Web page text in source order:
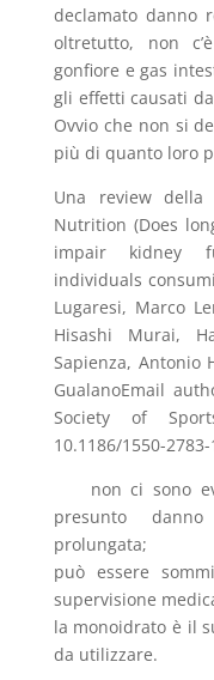
declamato danno
oltretutto, non
gonfiore e gas
gli effetti causati
Ovvio che non si
più di quanto loro
Una review della
Nutrition (Does
impair kidney
individuals
Lugaresi, Marco
Hisashi Murai,
Sapienza, Antonio
GualanoEmail
Society of
10.1186/1550-
non ci sono
presunto
prolungata;
può essere
supervisione
la monoidrato è il
da utilizzare.